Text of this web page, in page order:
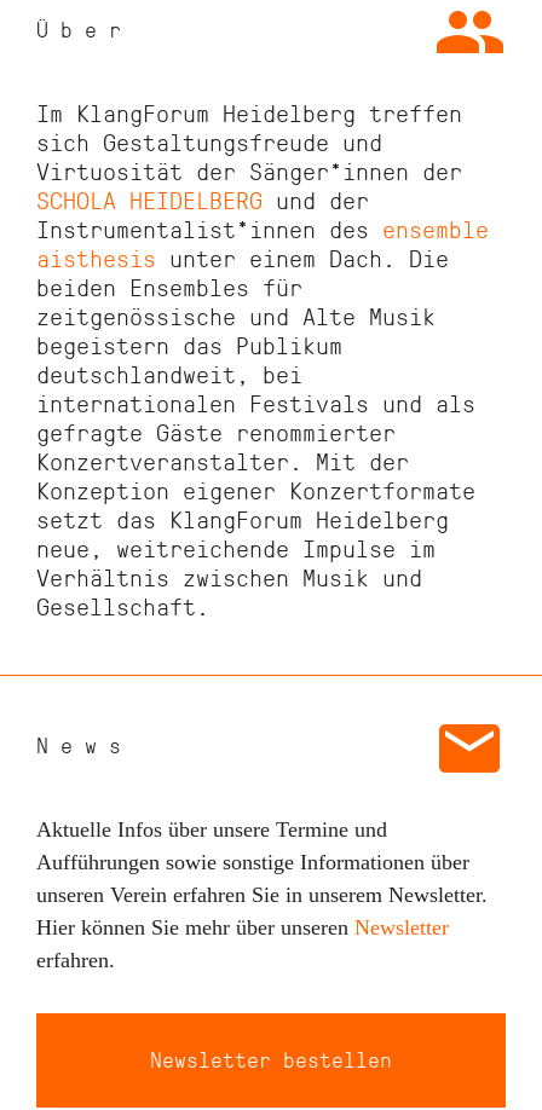
Über
Im KlangForum Heidelberg treffen
sich Gestaltungsfreude und
Virtuosität der Sänger*innen der
SCHOLA HEIDELBERG und der
Instrumentalist*innen des ensemble
aisthesis unter einem Dach. Die
beiden Ensembles für
zeitgenössische und Alte Musik
begeistern das Publikum
deutschlandweit, bei
internationalen Festivals und als
gefragte Gäste renommierter
Konzertveranstalter. Mit der
Konzeption eigener Konzertformate
setzt das KlangForum Heidelberg
neue, weitreichende Impulse im
Verhältnis zwischen Musik und
Gesellschaft.
News
Aktuelle Infos über unsere Termine und
Aufführungen sowie sonstige Informationen über
unseren Verein erfahren Sie in unserem Newsletter.
Hier können Sie mehr über unseren Newsletter
erfahren.
Newsletter bestellen